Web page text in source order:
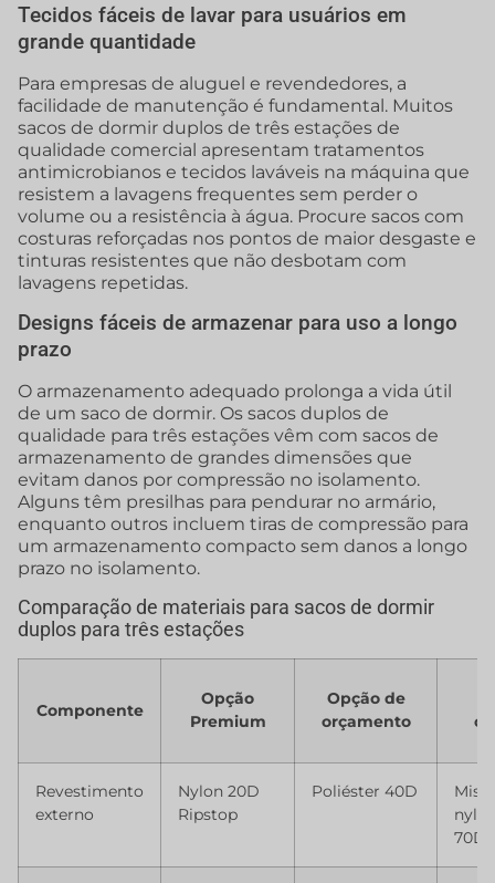
Tecidos fáceis de lavar para usuários em
grande quantidade
Para empresas de aluguel e revendedores, a
facilidade de manutenção é fundamental. Muitos
sacos de dormir duplos de três estações de
qualidade comercial apresentam tratamentos
antimicrobianos e tecidos laváveis na máquina que
resistem a lavagens frequentes sem perder o
volume ou a resistência à água. Procure sacos com
costuras reforçadas nos pontos de maior desgaste e
tinturas resistentes que não desbotam com
lavagens repetidas.
Designs fáceis de armazenar para uso a longo
prazo
O armazenamento adequado prolonga a vida útil
de um saco de dormir. Os sacos duplos de
qualidade para três estações vêm com sacos de
armazenamento de grandes dimensões que
evitam danos por compressão no isolamento.
Alguns têm presilhas para pendurar no armário,
enquanto outros incluem tiras de compressão para
um armazenamento compacto sem danos a longo
prazo no isolamento.
Comparação de materiais para sacos de dormir
duplos para três estações
Componente
Opção
Premium
Opção de
orçamento
Revestimento
externo
Nylon 20D
Ripstop
Poliéster 40D
70D